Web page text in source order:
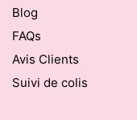
Blog
FAQs
Avis Clients
Suivi de colis